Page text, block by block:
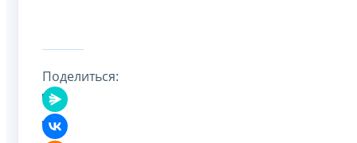
Поделиться: